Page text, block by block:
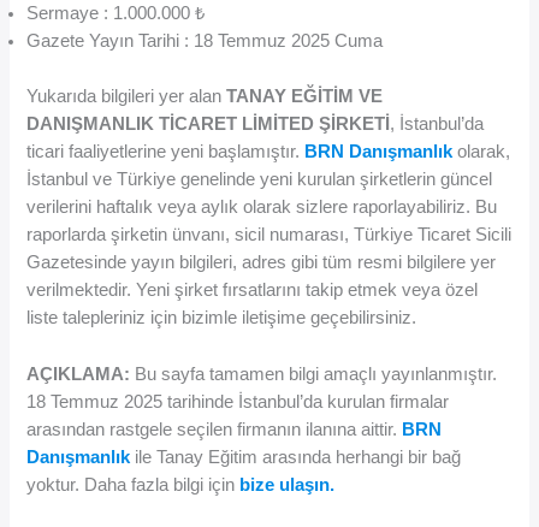
Sermaye : 1.000.000 ₺
Gazete Yayın Tarihi : 18 Temmuz 2025 Cuma
Yukarıda bilgileri yer alanTANAY EĞİTİM VE
DANIŞMANLIK TİCARET LİMİTED ŞİRKETİ , İstanbul’da
ticari faaliyetlerine yeni başlamıştır. BRN Danışmanlıkolarak,
İstanbul ve Türkiye genelinde yeni kurulan şirketlerin güncel
verilerini haftalık veya aylık olarak sizlere raporlayabiliriz. Bu
raporlarda şirketin ünvanı, sicil numarası, Türkiye Ticaret Sicili
Gazetesinde yayın bilgileri, adres gibi tüm resmi bilgilere yer
verilmektedir. Yeni şirket fırsatlarını takip etmek veya özel
liste talepleriniz için bizimle iletişime geçebilirsiniz.
AÇIKLAMA: Bu sayfa tamamen bilgi amaçlı yayınlanmıştır.
18 Temmuz 2025 tarihinde İstanbul’da kurulan firmalar
arasından rastgele seçilen firmanın ilanına aittir. BRN
Danışmanlık ile Tanay Eğitim arasında herhangi bir bağ
yoktur. Daha fazla bilgi için bize ulaşın.